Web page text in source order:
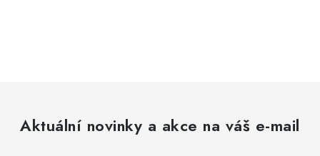
Aktuální novinky a akce na váš e-mail